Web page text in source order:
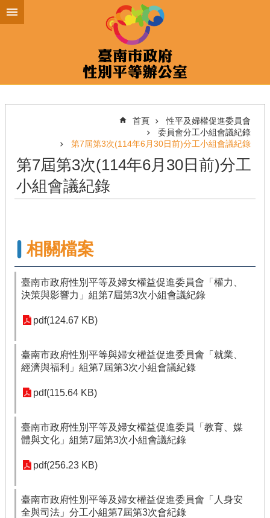
跳到主要內容區塊
首頁
性平及婦權促進委員會
委員會分工小組會議紀錄
第7屆第3次(114年6月30日前)分工小組會議紀錄
第7屆第3次(114年6月30日前)分工
小組會議紀錄
相關檔案
臺南市政府性別平等及婦女權益促進委員會「權力、
決策與影響力」組第7屆第3次小組會議紀錄
pdf(124.67 KB)
臺南市政府性別平等與婦女權益促進委員會「就業、
經濟與福利」組第7屆第3次小組會議紀錄
pdf(115.64 KB)
臺南市政府性別平等及婦女權益促進委員「教育、媒
體與文化」組第7屆第3次小組會議紀錄
pdf(256.23 KB)
臺南市政府性別平等及婦女權益促進委員會「人身安
全與司法」分工小組第7屆第3次會紀錄